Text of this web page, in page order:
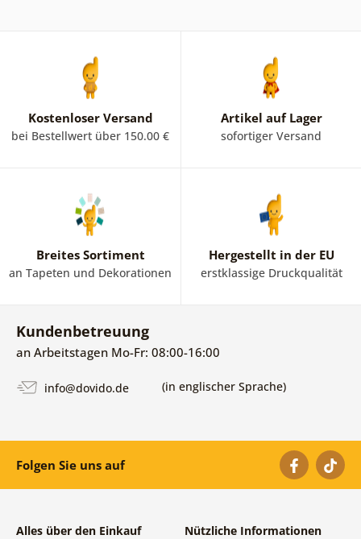
Kostenloser Versand
bei Bestellwert über 150.00 €
Artikel auf Lager
sofortiger Versand
Breites Sortiment
an Tapeten und Dekorationen
Hergestellt in der EU
erstklassige Druckqualität
Kundenbetreuung
an Arbeitstagen Mo-Fr: 08:00-16:00
info@dovido.de (in englischer Sprache)
Folgen Sie uns auf
Alles über den Einkauf Nützliche Informationen